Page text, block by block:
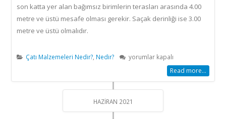
son katta yer alan bağımsız birimlerin terasları arasında 4.00
metre ve üstü mesafe olması gerekir. Saçak derinliği ise 3.00
metre ve üstü olmalıdır.
Çatı Malzemeleri Nedir?, Nedir?
Çatı
için
yorumlar kapalı
Read more...
HAZIRAN 2021